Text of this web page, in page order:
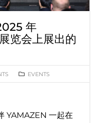
年
览会上展出的
EVENTS
YAMAZEN 一起在